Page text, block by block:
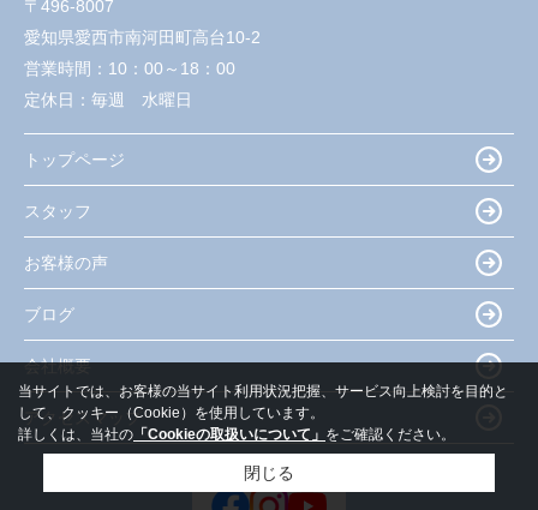
〒496-8007
愛知県愛西市南河田町高台10-2
営業時間： 10：00～18：00
定休日： 毎週 水曜日
トップページ
スタッフ
お客様の声
ブログ
会社概要
アクセスマップ
当サイトでは、お客様の当サイト利用状況把握、サービス向上検討を目的と
して、クッキー（Cookie）を使用しています。
詳しくは、当社の 「Cookieの取扱いについて」 をご確認ください。
閉じる